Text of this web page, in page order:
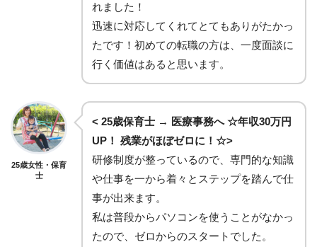
れました！
迅速に対応してくれてとてもありがたかっ
たです！初めての転職の方は、一度面談に
行く価値はあると思います。
25歳女性・保育
士
< 25歳保育士 → 医療事務へ ☆年収30万円
UP！ 残業がほぼゼロに！☆>
研修制度が整っているので、専門的な知識
や仕事を一から着々とステップを踏んで仕
事が出来ます。
私は普段からパソコンを使うことがなかっ
たので、ゼロからのスタートでした。